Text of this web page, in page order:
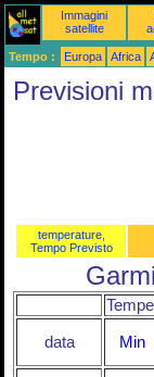
Immagini
satellite
Tempo : Europa Africa
Previsioni
temperature,
Tempo Previsto
data Min